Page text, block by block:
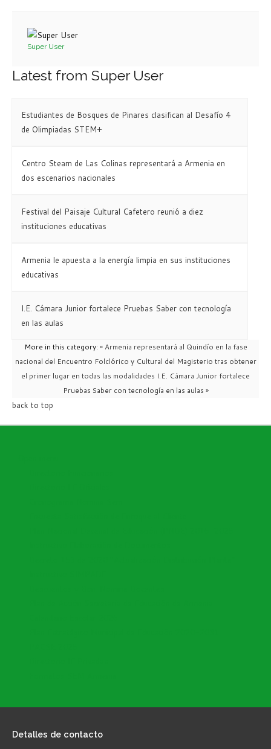
Super User
Latest from Super User
Estudiantes de Bosques de Pinares clasifican al Desafío 4
de Olimpiadas STEM+
Centro Steam de Las Colinas representará a Armenia en
dos escenarios nacionales
Festival del Paisaje Cultural Cafetero reunió a diez
instituciones educativas
Armenia le apuesta a la energía limpia en sus instituciones
educativas
I.E. Cámara Junior fortalece Pruebas Saber con tecnología
en las aulas
More in this category: « Armenia representará al Quindío en la fase
nacional del Encuentro Folclórico y Cultural del Magisterio tras obtener
el primer lugar en todas las modalidades I.E. Cámara Junior fortalece
Pruebas Saber con tecnología en las aulas »
back to top
Detalles de contacto